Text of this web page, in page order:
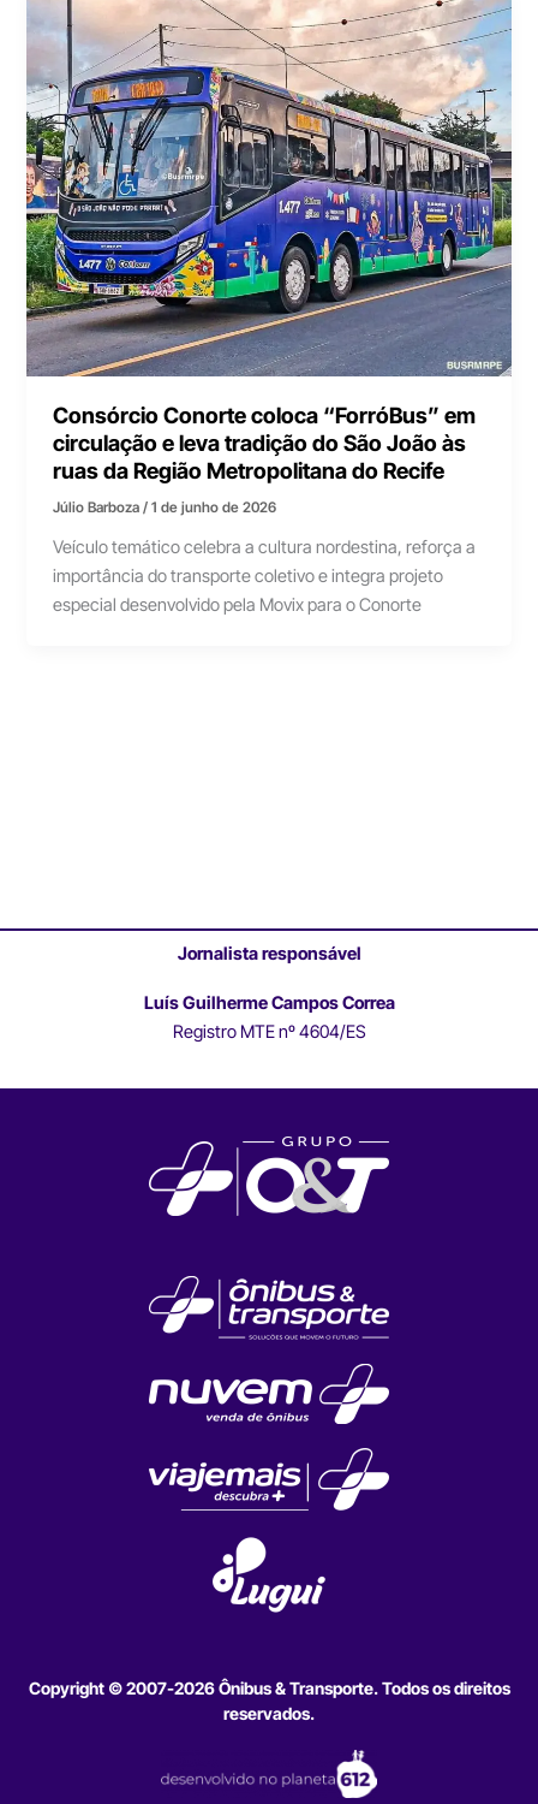
Consórcio Conorte coloca “ForróBus” em
circulação e leva tradição do São João às
ruas da Região Metropolitana do Recife
Júlio Barboza/1 de junho de 2026
Veículo temático celebra a cultura nordestina, reforça a
importância do transporte coletivo e integra projeto
especial desenvolvido pela Movix para o Conorte
Jornalista responsável
Luís Guilherme Campos Correa
Registro MTE nº 4604/ES
Copyright © 2007-2026 Ônibus & Transporte. Todos os direitos
reservados.